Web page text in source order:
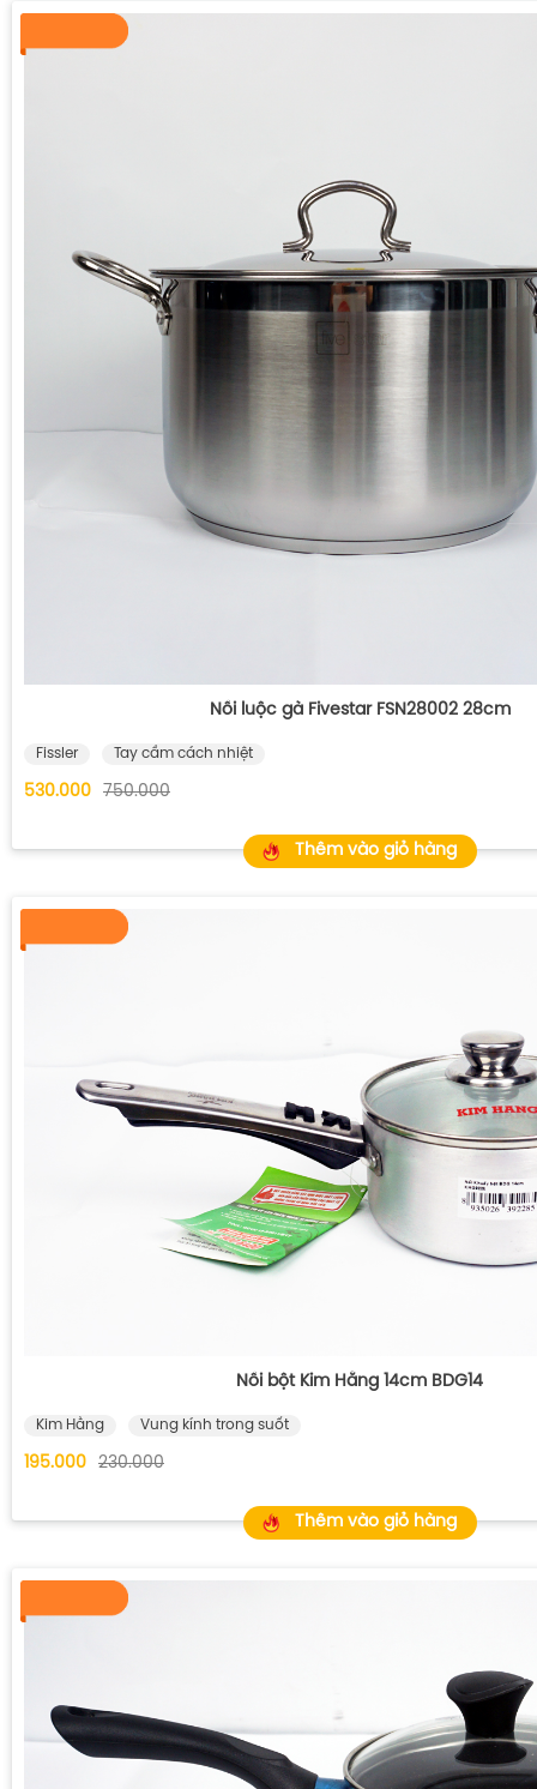
Nồi luộc gà Fivestar FSN28002 28cm
Fissler Tay cầm cách nhiệt
530.000 750.000
Thêm vào giỏ hàng
Nồi bột Kim Hằng 14cm BDG14
Kim Hằng Vung kính trong suốt
195.000 230.000
Thêm vào giỏ hàng